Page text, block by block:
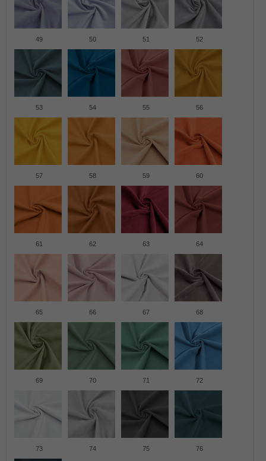
49 50 51 52
53 54 55 56
57 58 59 60
61 62 63 64
65 66 67 68
69 70 71 72
73 74 75 76